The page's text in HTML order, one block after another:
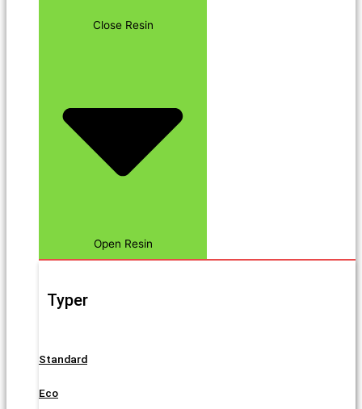
Close Resin
Open Resin
Typer
Standard
Eco